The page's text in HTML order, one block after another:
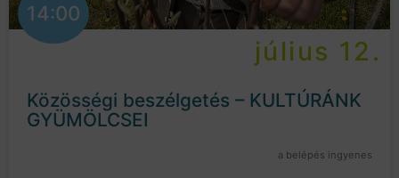
14:00
július 12.
Közösségi beszélgetés – KULTÚRÁNK
GYÜMÖLCSEI
a belépés ingyenes